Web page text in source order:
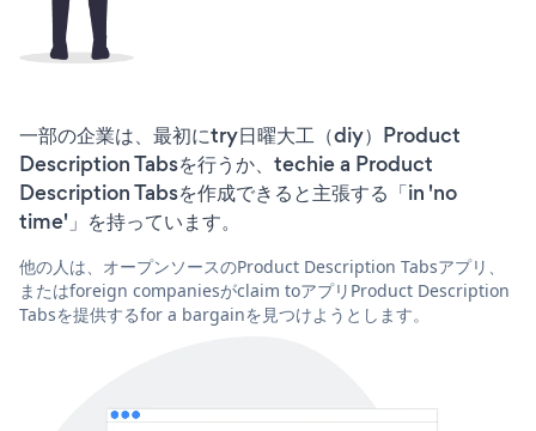
一部の企業は、最初にtry日曜大工（diy）Product
Description Tabsを行うか、techie a Product
Description Tabsを作成できると主張する「in 'no
time'」を持っています。
他の人は、オープンソースのProduct Description Tabsアプリ、
またはforeign companiesがclaim toアプリProduct Description
Tabsを提供するfor a bargainを見つけようとします。